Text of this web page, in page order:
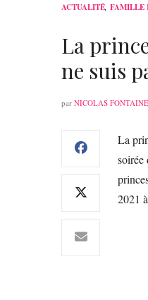
ACTUALITÉ, FAMILLE
La
ne suis
par NICOLAS FONTAINE
La
soirée
2021